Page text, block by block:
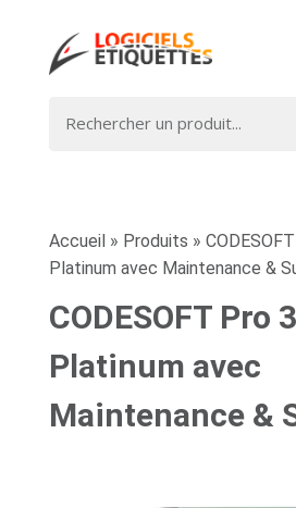
Accueil » Produits »
Platinum avec Maintenance &
CODESOFT Pro
Platinum avec
Maintenance &